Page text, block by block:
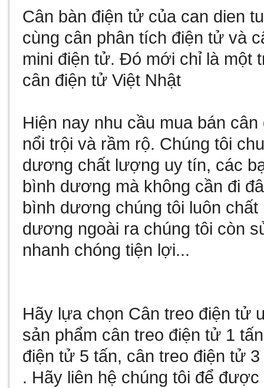
Cân bàn điện tử của can dien tu
cùng cân phân tích điện tử và
mini điện tử. Đó mới chỉ là một
cân điện tử Việt Nhật
Hiện nay nhu cầu mua bán
nổi trội và rầm rộ. Chúng tôi
dương chất lượng uy tín, các
bình dương mà không cần đi
bình dương chúng tôi luôn
dương ngoài ra chúng tôi còn
nhanh chóng tiện lợi...
Hãy lựa chọn Cân treo điện tử
sản phẩm cân treo điện tử 1 tấn
điện tử 5 tấn, cân treo điện tử 3
. Hãy liên hệ chúng tôi để